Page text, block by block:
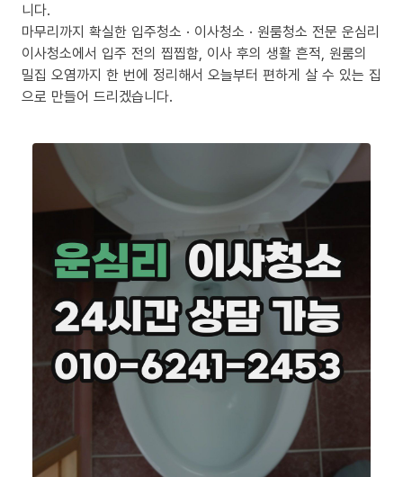
니다.
마무리까지 확실한 입주청소 · 이사청소 · 원룸청소 전문 운심리
이사청소에서 입주 전의 찝찝함, 이사 후의 생활 흔적, 원룸의
밀집 오염까지 한 번에 정리해서 오늘부터 편하게 살 수 있는 집
으로 만들어 드리겠습니다.